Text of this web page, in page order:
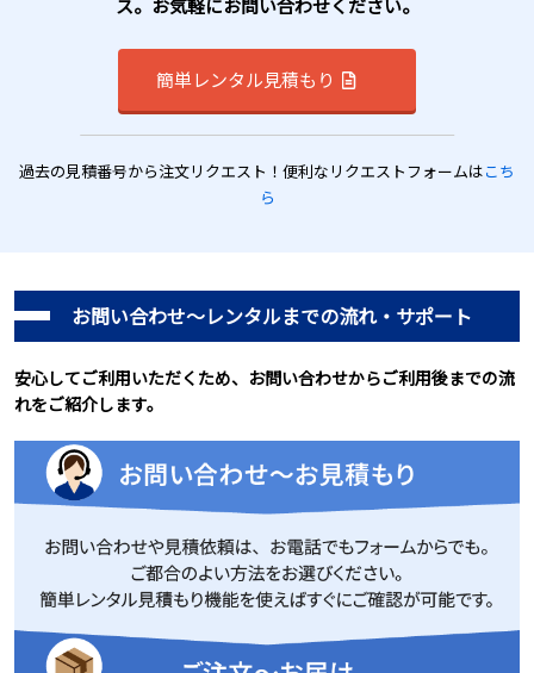
簡単レンタル見積もり
過去の見積番号から注文リクエスト！便利なリクエストフォームはこち
ら
お問い合わせ～レンタルまでの流れ・サポート
安心してご利用いただくため、お問い合わせからご利用後までの流
れをご紹介します。